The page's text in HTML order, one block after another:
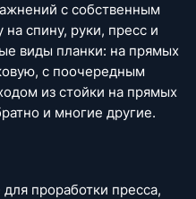
с собственным
на спину, руки, пресс и
виды планки: на прямых
с поочередным
из стойки на прямых
и многие другие.
проработки пресса,